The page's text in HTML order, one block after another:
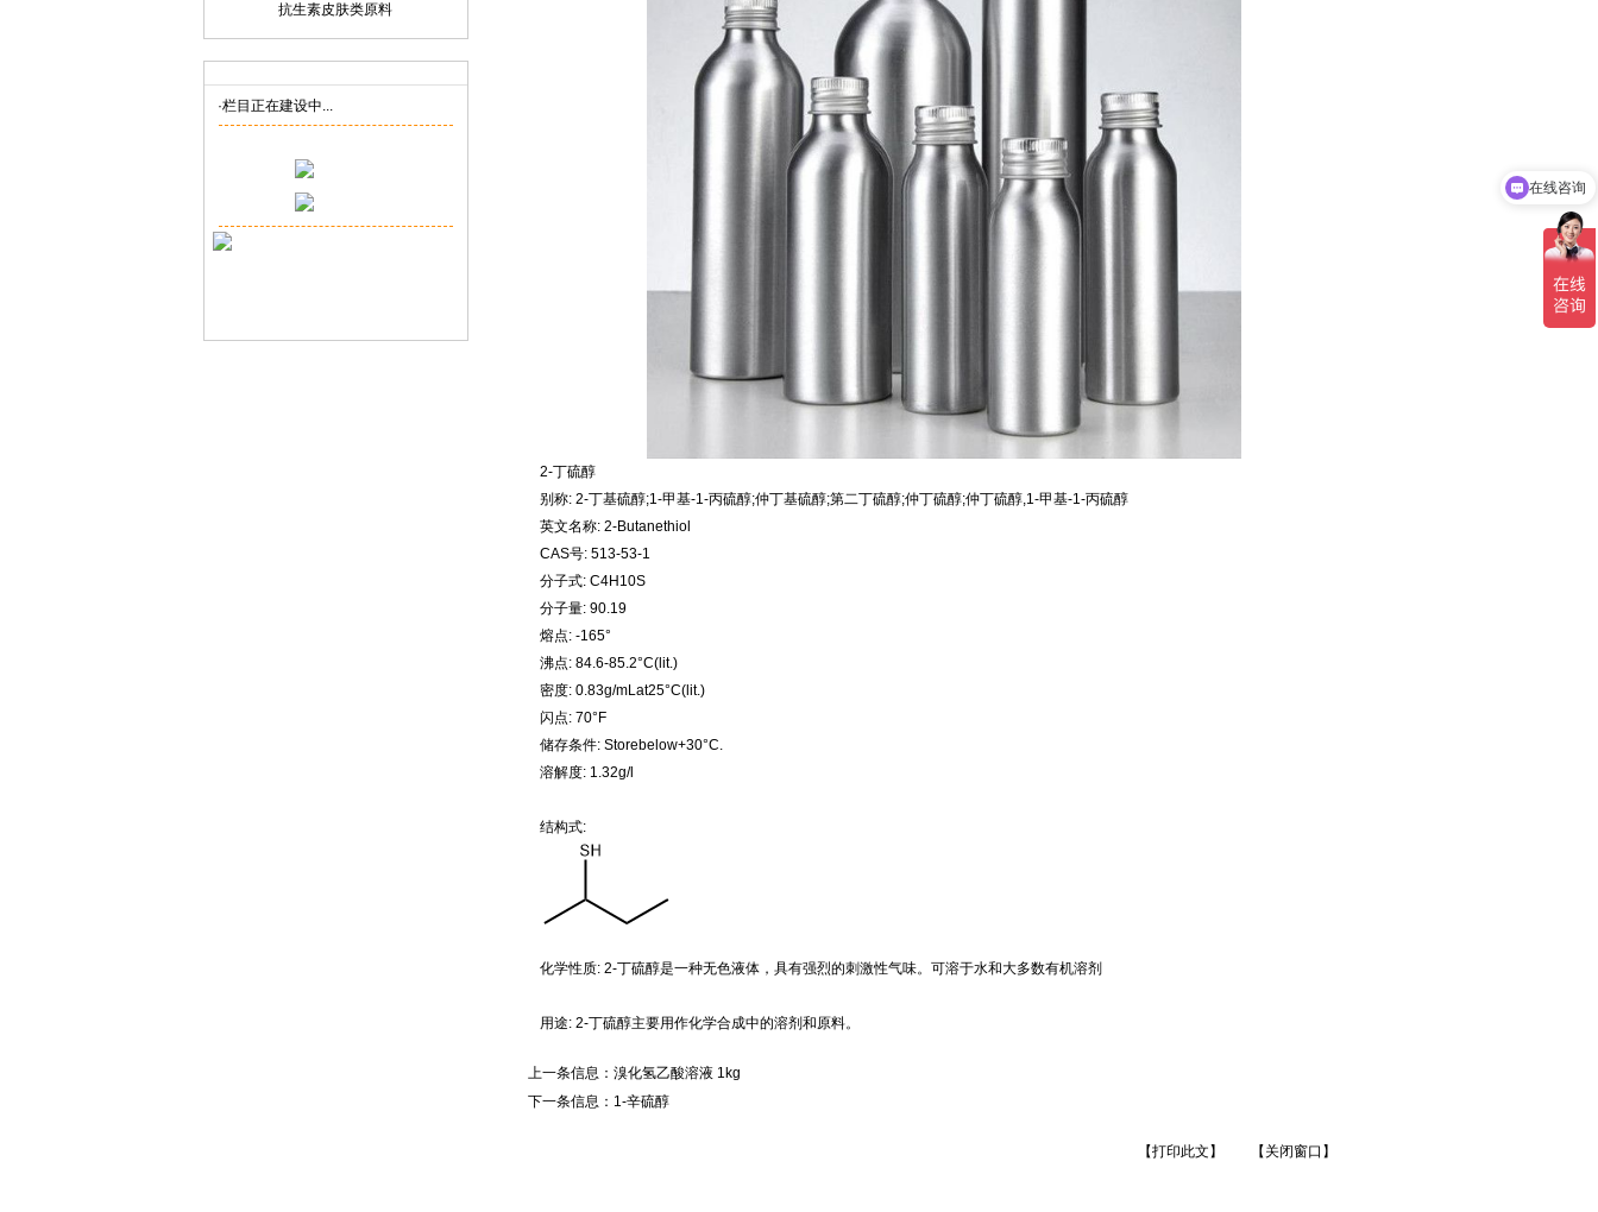
抗生素皮肤类原料
·栏目正在建设中...
2-丁硫醇
别称: 2-丁基硫醇;1-甲基-1-丙硫醇;仲丁基硫醇;第二丁硫醇;仲丁硫醇;仲丁硫醇,1-甲基-1-丙硫醇
英文名称: 2-Butanethiol
CAS号: 513-53-1
分子式: C4H10S
分子量: 90.19
熔点: -165°
沸点: 84.6-85.2°C(lit.)
密度: 0.83g/mLat25°C(lit.)
闪点: 70°F
储存条件: Storebelow+30°C.
溶解度: 1.32g/l
结构式:
化学性质: 2-丁硫醇是一种无色液体，具有强烈的刺激性气味。可溶于水和大多数有机溶剂
用途: 2-丁硫醇主要用作化学合成中的溶剂和原料。
上一条信息： 溴化氢乙酸溶液 1kg
下一条信息： 1-辛硫醇
【打印此文】 【关闭窗口】
在线咨询